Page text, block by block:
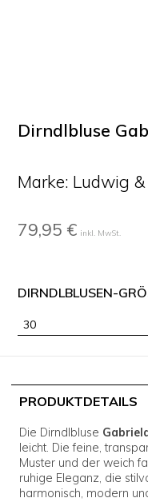
Dirndlbluse
Marke: Ludwig
79,95 € inkl. MwSt.
DIRNDLBLUSEN-
30
PRODUKTDETAILS
Die Dirndlbluse
leicht. Die feine,
Muster und der weich
ruhige Eleganz, die
harmonisch, modern